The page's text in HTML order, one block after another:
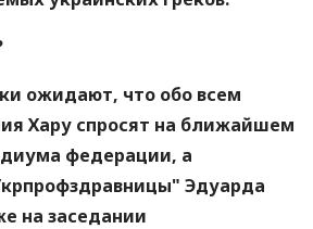
ожидают, что обо всем
Хару спросят на ближайшем
федерации, а
Эдуарда
на заседании